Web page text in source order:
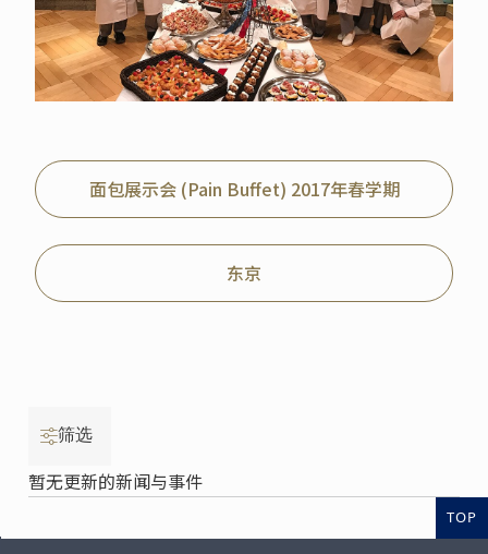
面包展示会 (Pain Buffet) 2017年春学期
东京
筛选
暂无更新的新闻与事件
TOP